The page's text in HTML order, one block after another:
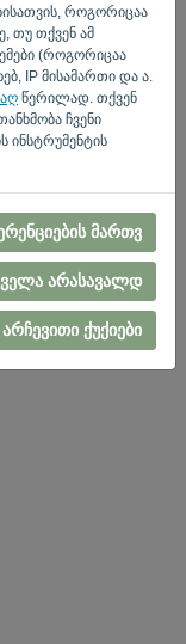
როგორიცაა
თუ თქვენ ამ
(როგორიცაა
IP მისამართი და ა.
წერილად. თქვენ
ჩვენი
ინსტრუმენტის
მართვ
არასავალდ
ქუქიები